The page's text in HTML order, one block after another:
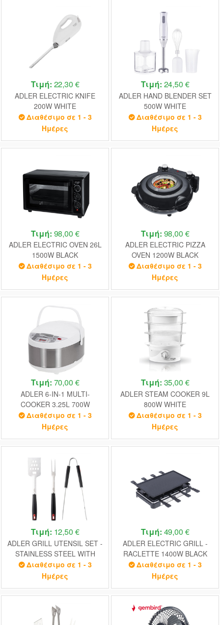
Τιμή: 22,30 €
ADLER ELECTRIC KNIFE
200W WHITE
Διαθέσιμο σε 1 - 3
Ημέρες
Τιμή: 24,50 €
ADLER HAND BLENDER SET
500W WHITE
Διαθέσιμο σε 1 - 3
Ημέρες
Τιμή: 98,00 €
ADLER ELECTRIC OVEN 26L
1500W BLACK
Διαθέσιμο σε 1 - 3
Ημέρες
Τιμή: 98,00 €
ADLER ELECTRIC PIZZA
OVEN 1200W BLACK
Διαθέσιμο σε 1 - 3
Ημέρες
Τιμή: 70,00 €
ADLER 6-IN-1 MULTI-
COOKER 3.25L 700W
WHITE/SILVER
Διαθέσιμο σε 1 - 3
Ημέρες
Τιμή: 35,00 €
ADLER STEAM COOKER 9L
800W WHITE
Διαθέσιμο σε 1 - 3
Ημέρες
Τιμή: 12,50 €
ADLER GRILL UTENSIL SET -
STAINLESS STEEL WITH
CARRYING CASE
Διαθέσιμο σε 1 - 3
Ημέρες
Τιμή: 49,00 €
ADLER ELECTRIC GRILL -
RACLETTE 1400W BLACK
Διαθέσιμο σε 1 - 3
Ημέρες